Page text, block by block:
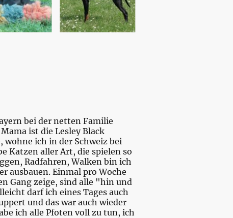
bei der netten Familie
ist die Lesley Black
ich in der Schweiz bei
Katzen aller Art, die spielen so
Radfahren, Walken bin ich
ausbauen. Einmal pro Woche
Gang zeige, sind alle "hin und
darf ich eines Tages auch
und das war auch wieder
ich alle Pfoten voll zu tun, ich